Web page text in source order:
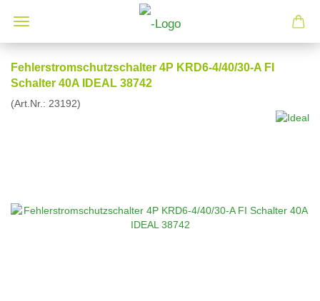
Fehlerstromschutzschalter 4P KRD6-4/40/30-A FI
Schalter 40A IDEAL 38742
(Art.Nr.: 23192)